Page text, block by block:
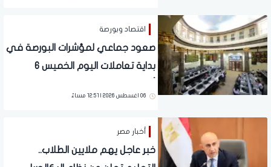
اقتصاد وبورصة
صعود جماعي لمؤشرات البورصة في
بداية تعاملات اليوم الخميس 6
06 اغسطس 2026 | 12:51 مساءً
أخبار مصر
خبر عاجل يهم ملايين الطلاب..